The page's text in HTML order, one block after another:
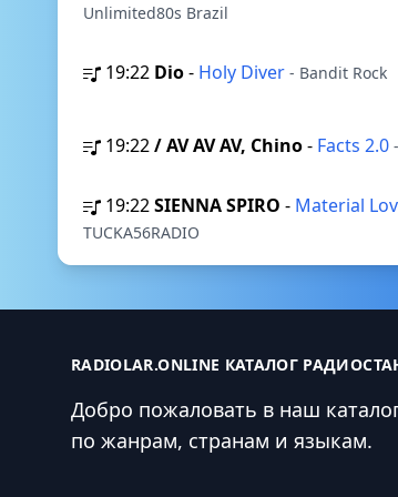
Unlimited80s Brazil
19:22 Dio- Holy Diver - Bandit Rock
19:22/ AV AV AV, Chino- Facts 2.0
19:22SIENNA SPIRO - Material
TUCKA56RADIO
RADIOLAR.ONLINE КАТАЛОГ
Добро пожаловать в наш
по жанрам, странам и языкам.